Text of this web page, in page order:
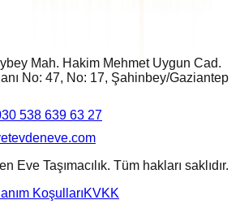
Mah. Hakim Mehmet Uygun Cad.
No: 47, No: 17, Şahinbey/Gaziantep
0 538 639 63 27
Eve Taşımacılık. Tüm hakları saklıdır.
KoşullarıKVKK